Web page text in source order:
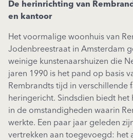
De herinrichting van
en kantoor
Het voormalige woonhuis van
Jodenbreestraat in Amsterdam
weinige kunstenaarshuizen die
jaren 1990 is het pand op basis
Rembrandts tijd in verschillende
heringericht. Sindsdien biedt het
in de omstandigheden waarin
werkte. Een paar jaar geleden
vertrekken aan toegevoegd: het